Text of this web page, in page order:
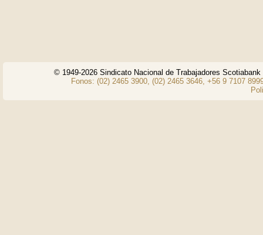
© 1949-2026 Sindicato Nacional de Trabajadores
Fonos: (02) 2465 3900, (02) 2465 3646, +56 9 7107